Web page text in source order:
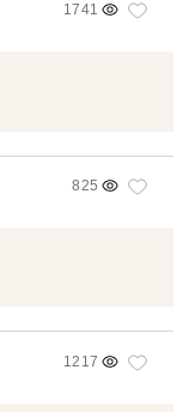
1741
825
1217